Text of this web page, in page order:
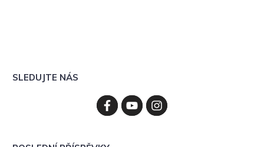
SLEDUJTE NÁS